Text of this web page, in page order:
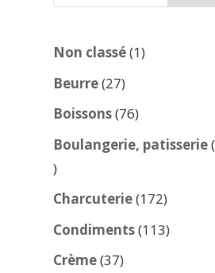
Non classé 11
Beurre 2727
produits
Boissons 7676
produits
Boulangerie, patisserie
137
produits
Charcuterie 172172
produits
Condiments 113113
Crème 3737